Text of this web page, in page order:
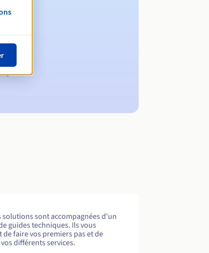
solutions sont accompagnées d'un
guides techniques. Ils vous
faire vos premiers pas et de
différents services.